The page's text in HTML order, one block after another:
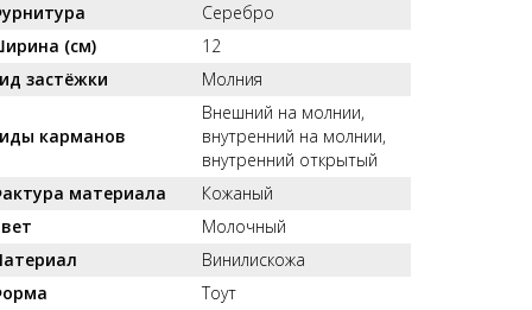
Серебро
(см)
12
застёжки
Молния
карманов
Внешний на молнии,
внутренний на молнии,
внутренний открытый
материала
Кожаный
Молочный
Винилискожа
Тоут